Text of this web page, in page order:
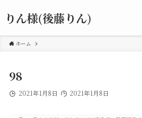
りん様(後藤りん)
ホーム
98
2021年1月8日 2021年1月8日